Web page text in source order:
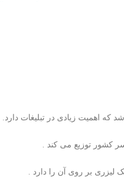
که اهمیت زیادی در تبلیغات دارد.
کشور توزیع می کند .
لیزری بر روی آن را دارد .